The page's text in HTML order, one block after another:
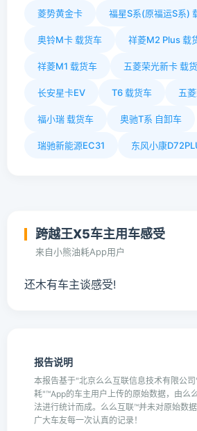
菱势黄金卡 福星S系(原福运S系)
奥铃M卡 载货车 祥菱M2 Plus 载
祥菱M1 载货车 五菱荣光新卡 载
长安星卡EV T6 载货车 五
福小瑞 载货车 奥驰T系 自卸车
瑞驰新能源EC31 东风小康
跨越王X5车主用车感受
来自小熊油耗App用户
还木有车主谈感受!
报告说明
本报告基于"北京么么互联信息技术有限公
耗"™App的车主用户上传的原始数据，由么
法进行统计而成。么么互联™并未对原始数
广大车友每一次认真的记录！